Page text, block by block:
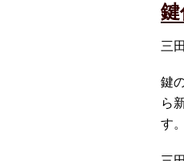
鍵
三
鍵
ら
す